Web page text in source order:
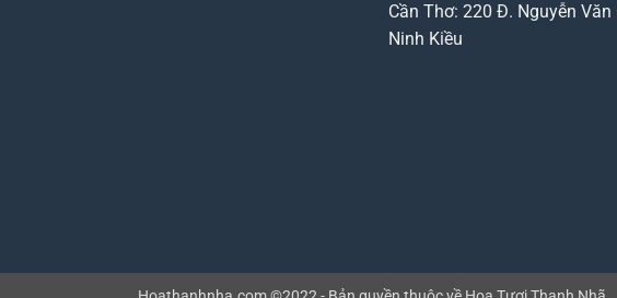
Cần Thơ: 220 Đ. Nguyễn Văn
Ninh Kiều